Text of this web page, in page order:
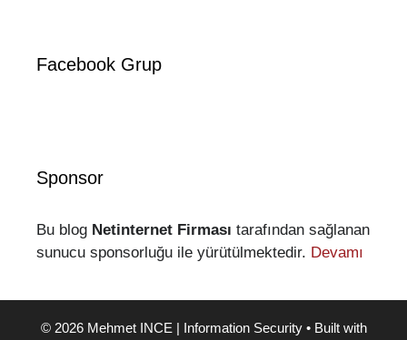
Facebook Grup
Sponsor
Bu blog Netinternet Firması tarafından sağlanan
sunucu sponsorluğu ile yürütülmektedir. Devamı
© 2026 Mehmet INCE | Information Security• Built with